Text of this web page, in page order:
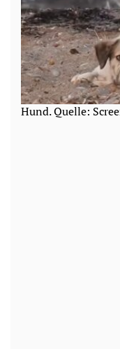
Hund. Quelle: